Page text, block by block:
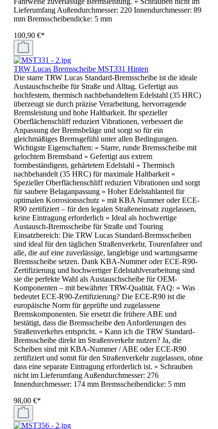
Lieferumfang Außendurchmesser: 220 Innendurchmesser: 89
mm Bremsscheibendicke: 5 mm
100,90 €*
TRW Lucas Bremsscheibe MST331 Hinten
Die starre TRW Lucas Standard-Bremsscheibe ist die ideale
Austauschscheibe für Straße und Alltag. Gefertigt aus
hochfestem, thermisch nachbehandeltem Edelstahl (35 HRC)
überzeugt sie durch präzise Verarbeitung, hervorragende
Bremsleistung und hohe Haltbarkeit. Ihr spezieller
Oberflächenschliff reduziert Vibrationen, verbessert die
Anpassung der Bremsbeläge und sorgt so für ein
gleichmäßiges Bremsgefühl unter allen Bedingungen.
Wichtigste Eigenschaften: » Starre, runde Bremsscheibe mit
gelochtem Bremsband » Gefertigt aus extrem
formbeständigem, gehärtetem Edelstahl » Thermisch
nachbehandelt (35 HRC) für maximale Haltbarkeit »
Spezieller Oberflächenschliff reduziert Vibrationen und sorgt
für saubere Belaganpassung » Hoher Edelstahlanteil für
optimalen Korrosionsschutz » mit KBA Nummer oder ECE-
R90 zertifiziert – für den legalen Straßeneinsatz zugelassen,
keine Eintragung erforderlich » Ideal als hochwertige
Austausch-Bremsscheibe für Straße und Touring
Einsatzbereich: Die TRW Lucas Standard-Bremsscheiben
sind ideal für den täglichen Straßenverkehr, Tourenfahrer und
alle, die auf eine zuverlässige, langlebige und wartungsarme
Bremsscheibe setzen. Dank KBA-Nummer oder ECE-R90-
Zertifizierung und hochwertiger Edelstahlverarbeitung sind
sie die perfekte Wahl als Austauschscheibe für OEM-
Komponenten – mit bewährter TRW-Qualität. FAQ: » Was
bedeutet ECE-R90-Zertifizierung? Die ECE-R90 ist die
europäische Norm für geprüfte und zugelassene
Bremskomponenten. Sie ersetzt die frühere ABE und
bestätigt, dass die Bremsscheibe den Anforderungen des
Straßenverkehrs entspricht. » Kann ich die TRW Standard-
Bremsscheibe direkt im Straßenverkehr nutzen? Ja, die
Scheiben sind mit KBA-Nummer / ABE oder ECE-R90
zertifiziert und somit für den Straßenverkehr zugelassen, ohne
dass eine separate Eintragung erforderlich ist. » Schrauben
nicht im Lieferumfang Außendurchmesser: 276
Innendurchmesser: 174 mm Bremsscheibendicke: 5 mm
98,00 €*